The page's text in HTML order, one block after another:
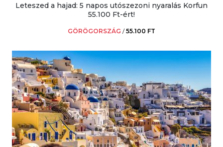
Leteszed a hajad: 5 napos utószezoni nyaralás Korfun
55.100 Ft-ért!
GÖRÖGORSZÁG /55.100 FT